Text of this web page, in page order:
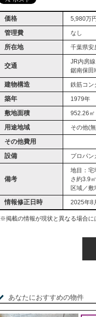
価格 5,980万円
管理費 なし
所在地 千葉県安
交通
JR内房
鋸南保田
建物構造 鉄筋コン
築年
1979年
敷地面積 952.26㎡
用途地域 その他(
その他費用
設備 プロパン
備考
地目：宅
さ約3.9
区域／
情報修正日時 2025年8
※掲載の情報が現状と異なる場合に
あなたにおすすめの物件